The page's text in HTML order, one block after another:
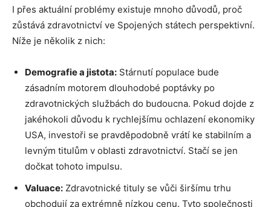
I přes aktuální problémy existuje mnoho důvodů, proč
zůstává zdravotnictví ve Spojených státech perspektivní.
Níže je několik z nich:
Demografie a jistota: Stárnutí populace bude
zásadním motorem dlouhodobé poptávky po
zdravotnických službách do budoucna. Pokud dojde z
jakéhokoli důvodu k rychlejšímu ochlazení ekonomiky
USA, investoři se pravděpodobně vrátí ke stabilním a
levným titulům v oblasti zdravotnictví. Stačí se jen
dočkat tohoto impulsu.
Valuace: Zdravotnické tituly se vůči širšímu trhu
obchodují za extrémně nízkou cenu. Tyto společnosti